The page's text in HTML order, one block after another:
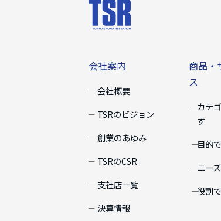
会社案内
会社概要
TSRのビジョン
創業のあゆみ
TSRのCSR
支社店一覧
決算情報
商品・
ス
カテ
す
目的
ニー
役割